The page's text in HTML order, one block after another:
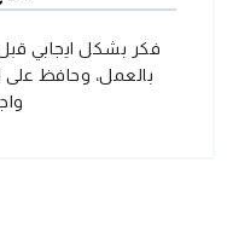
فكر بشكل ايجابي قبل
بالعمل، وحافظ على